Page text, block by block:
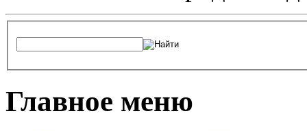
Главное меню